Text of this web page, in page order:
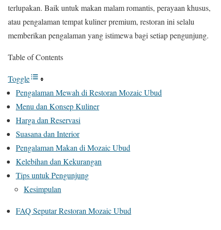
terlupakan. Baik untuk makan malam romantis, perayaan khusus,
atau pengalaman tempat kuliner premium, restoran ini selalu
memberikan pengalaman yang istimewa bagi setiap pengunjung.
Table of Contents
Toggle
Pengalaman Mewah di Restoran Mozaic Ubud
Menu dan Konsep Kuliner
Harga dan Reservasi
Suasana dan Interior
Pengalaman Makan di Mozaic Ubud
Kelebihan dan Kekurangan
Tips untuk Pengunjung
Kesimpulan
FAQ Seputar Restoran Mozaic Ubud